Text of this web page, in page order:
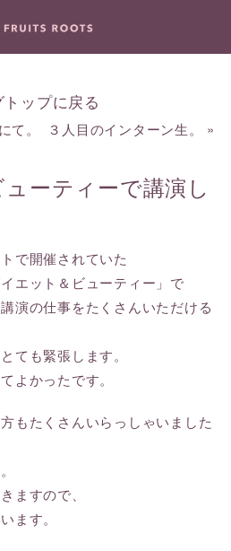
ップに戻る
て。 ３人目のインターン生。 »
ーティーで講演し
で開催されていた
エット＆ビューティー」で
演の仕事をたくさんいただける
ても緊張します。
よかったです。
もたくさんいらっしゃいました
ますので、
ます。